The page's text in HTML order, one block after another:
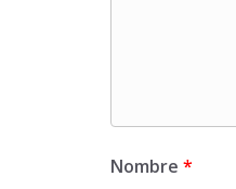
Nombre *